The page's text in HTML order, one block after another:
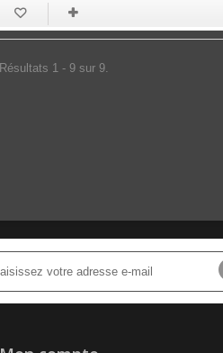
Résultats 1 - 9 sur 9.